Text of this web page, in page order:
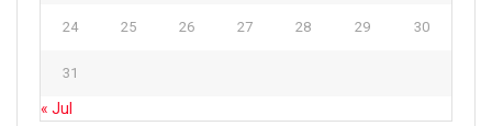
24 25 26 27 28 29 30
31
« Jul